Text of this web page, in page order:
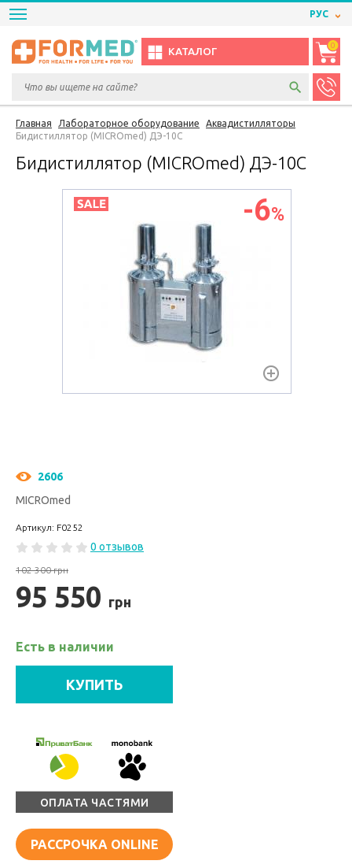
РУС
КАТАЛОГ
0
Главная Лабораторное оборудование
Аквадистилляторы
Бидистиллятор (MICROmed) ДЭ-10С
Бидистиллятор (MICROmed) ДЭ-10С
-6%
2606
MICROmed
Артикул: F0252
0 отзывов
102 300 грн
95 550 грн
Есть в наличии
КУПИТЬ
ОПЛАТА ЧАСТЯМИ
РАССРОЧКА ONLINE